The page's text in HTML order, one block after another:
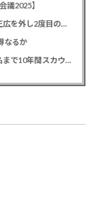
議2025】
カープドラ1平川蓮！187cmのスイッチヒッター！立石正広を外し2度目の重複も新井監督がクジを引き当てる！【ドラフト会議2025】
なるか
緒方孝市カープドラ3指名で青学出禁！澤﨑俊和の逆指名まで10年間スカウト出禁